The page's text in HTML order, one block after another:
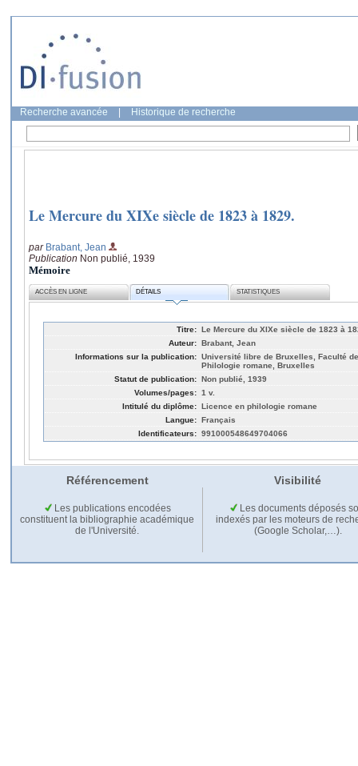
Recherche avancée Historique de recherche
Le Mercure du XIXe siècle de 1823 à 1829.
par Brabant, Jean
Publication Non publié, 1939
Mémoire
ACCÈS EN LIGNE DÉTAILS STATISTIQUES
Titre: Le Mercure du XIXe siècle de 1823 à
Auteur: Brabant, Jean
Informations sur la publication: Université libre de Bruxelles, Faculté
Philologie romane, Bruxelles
Statut de publication: Non publié, 1939
Volumes/pages: 1 v.
Intitulé du diplôme: Licence en philologie romane
Langue: Français
Identificateurs: 991000548649704066
Référencement Visibilité
Les publications encodées
constituent la bibliographie académique
de l'Université.
Les documents déposés
indexés par les moteurs de
(Google Scholar,…).